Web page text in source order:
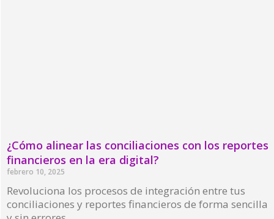
¿Cómo alinear las conciliaciones con los reportes
financieros en la era digital?
febrero 10, 2025
Revoluciona los procesos de integración entre tus
conciliaciones y reportes financieros de forma sencilla